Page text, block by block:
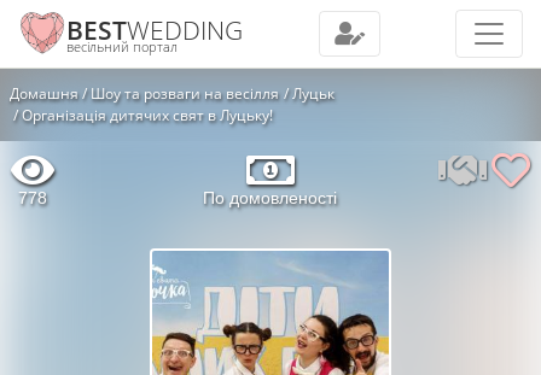
BESTWEDDING
весільний портал
Домашня Шоу та розваги на весілля
Луцьк
Організація дитячих свят в Луцьку!
778 По домовленості